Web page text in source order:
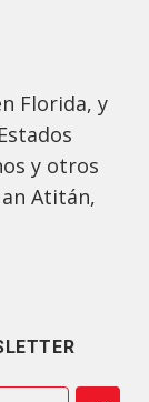
Florida, y
y otros
Atitán,